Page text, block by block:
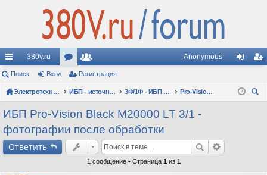
с
ы
лк
и
380v.ru
ор
ум
ы
ол
ьз
ов
ат
Anonymous
д ис
Поиск Вход Регистрация
Электротехнические форумы ИБП - источники бесперебойного питания 3Ф/1Ф - ИБП N-POWER: трехфазно-однофазные 10-30 кВА - вопросы по моделям
Pro-Vision Black M P 3/1, Pro-Vision Black M 3/1
ИБП Pro-Vision Black M20000 LT 3/1 -
фотографии после обработки
Ответить
1 сообщение • Страница 1 из 1